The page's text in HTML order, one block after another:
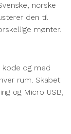
norske
den til
mønter.
og med
rum. Skabet
og Micro USB,